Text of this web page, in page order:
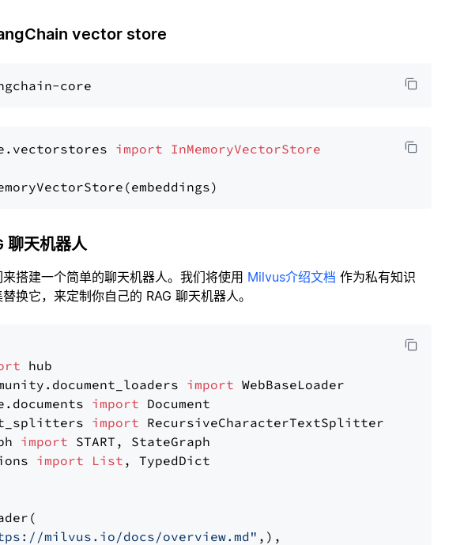
vector store
import InMemoryVectorStore
聊天机器人
搭建一个简单的聊天机器人。我们将使用 Milvus介绍文档 作为私有知识
换它，来定制你自己的 RAG 聊天机器人。
import
import
import
import
import List , TypedDict
milvus.io/docs/overview.md" ,),